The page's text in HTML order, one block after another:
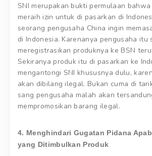
SNI merupakan bukti permulaan
meraih izin untuk di pasarkan di
seorang pengusaha China ingin
di Indonesia. Karenanya pengusaha itu
meregistrasikan produknya ke BSN
Sekiranya produk itu di pasarkan ke
mengantongi SNI khususnya dulu,
akan dibilang ilegal. Bukan cuma di
sang pengusaha malah akan
mempromosikan barang ilegal.
4. Menghindari Gugatan Pidana
yang Ditimbulkan Produk